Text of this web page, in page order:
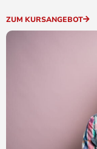
ZUM KURSANGEBOT